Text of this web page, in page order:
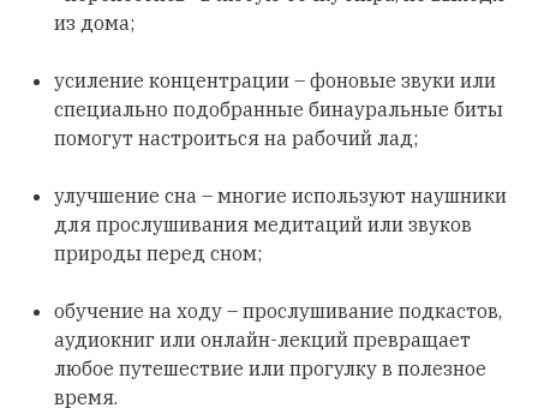
из дома;
усиление концентрации – фоновые звуки или
специально подобранные бинауральные биты
помогут настроиться на рабочий лад;
улучшение сна – многие используют наушники
для прослушивания медитаций или звуков
природы перед сном;
обучение на ходу – прослушивание подкастов,
аудиокниг или онлайн-лекций превращает
любое путешествие или прогулку в полезное
время.